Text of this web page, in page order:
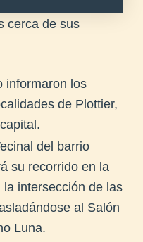
cerca de sus
informaron los
de Plottier,
del barrio
su recorrido en la
intersección de las
al Salón
Luna.